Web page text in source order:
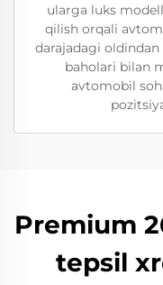
ularga luks
qilish orqali
darajadagi
baholari bilan
avtomobil
Premium
tepsil